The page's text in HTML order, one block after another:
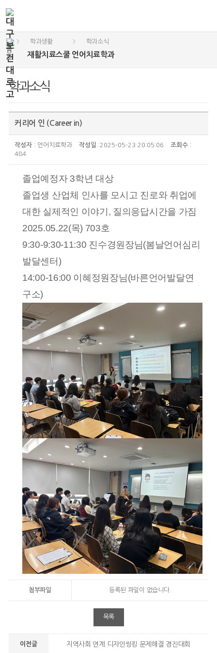
재활치료스쿨 언어치료학과
> 학과생활 > 학과소식
학과소식
커리어 인 (Career in)
작성자 : 언어치료학과 작성일 :2025-05-23 20:05:06 조회수 :
484
졸업예정자 3학년 대상
졸업생 산업체 인사를 모시고 진로와 취업에
대한 실제적인 이야기, 질의응답시간을 가짐
2025.05.22(목) 703호
9:30-9:30-11:30 진수경원장님(봄날언어심리
발달센터)
14:00-16:00 이혜정원장님(바른언어발달연
구소)
첨부파일 등록된 파일이 없습니다.
목록
이전글 지역사회 연계 디자인씽킹 문제해결 경진대회